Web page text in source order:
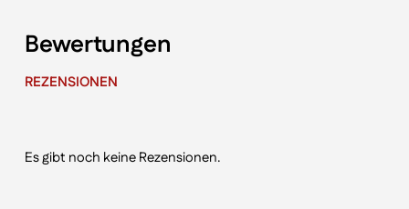
Bewertungen
REZENSIONEN
Es gibt noch keine Rezensionen.